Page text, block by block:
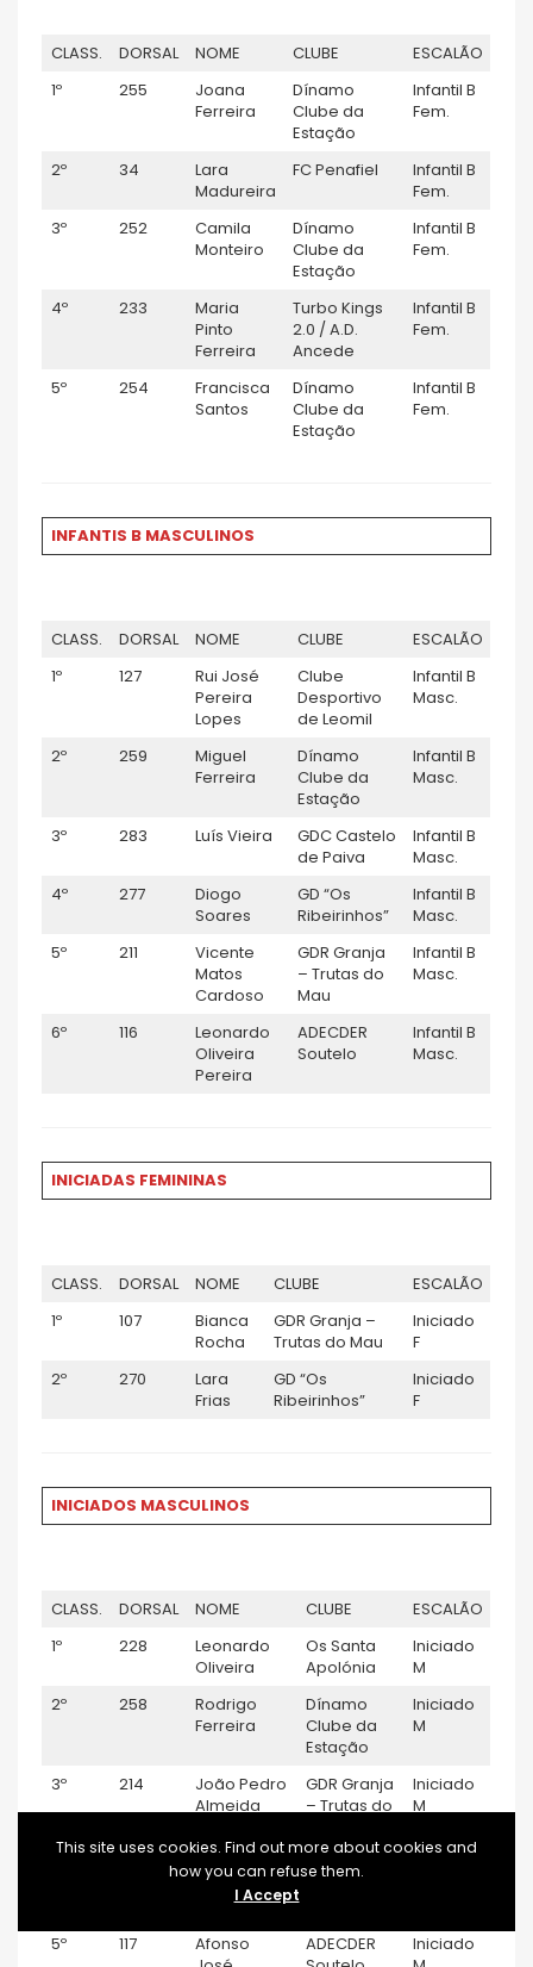
CLASS. DORSAL NOME CLUBE
ESCALÃO
1º
255
Joana
Ferreira
Dínamo
Clube da
Estação
Infantil B
Fem.
2º 34
Lara
Madureira
FC Penafiel
Infantil B
Fem.
3º
252
Camila
Monteiro
Dínamo
Clube da
Estação
Infantil B
Fem.
4º 233
Maria
Pinto
Ferreira
Turbo Kings
2.0 / A.D.
Ancede
Infantil B
Fem.
5º 254
Francisca
Santos
Dínamo
Clube da
Estação
Infantil B
Fem.
INFANTIS B MASCULINOS
CLASS. DORSAL NOME CLUBE
ESCALÃO
1º
127
Rui José
Pereira
Lopes
Clube
Desportivo
de Leomil
Infantil B
Masc.
2º 259
Miguel
Ferreira
Dínamo
Clube da
Estação
Infantil B
Masc.
3º 283 Luís Vieira
GDC Castelo
de Paiva
Infantil B
Masc.
4º
277
Diogo
Soares
GD “Os
Ribeirinhos”
Infantil B
Masc.
5º
211
Vicente
Matos
Cardoso
GDR Granja
– Trutas do
Mau
Infantil B
Masc.
6º 116
Leonardo
Oliveira
Pereira
ADECDER
Soutelo
Infantil B
Masc.
INICIADAS FEMININAS
CLASS. DORSAL NOME CLUBE
ESCALÃO
1º
107
Bianca
Rocha
GDR Granja –
Trutas do Mau
Iniciado
F
2º
270
Lara
Frias
GD “Os
Ribeirinhos”
Iniciado
F
INICIADOS MASCULINOS
CLASS. DORSAL NOME CLUBE
ESCALÃO
1º
228
Leonardo
Oliveira
Os Santa
Apolónia
Iniciado
M
2º
258
Rodrigo
Ferreira
Dínamo
Clube da
Estação
Iniciado
M
3º 214
João Pedro
Almeida
GDR Granja
– Trutas do
Iniciado
M
Fábio
Pereira
GDR Granja
5º 117
Afonso
ADECDER
Iniciado
This site uses cookies. Find out more about cookies and
how you can refuse them.
I Accept